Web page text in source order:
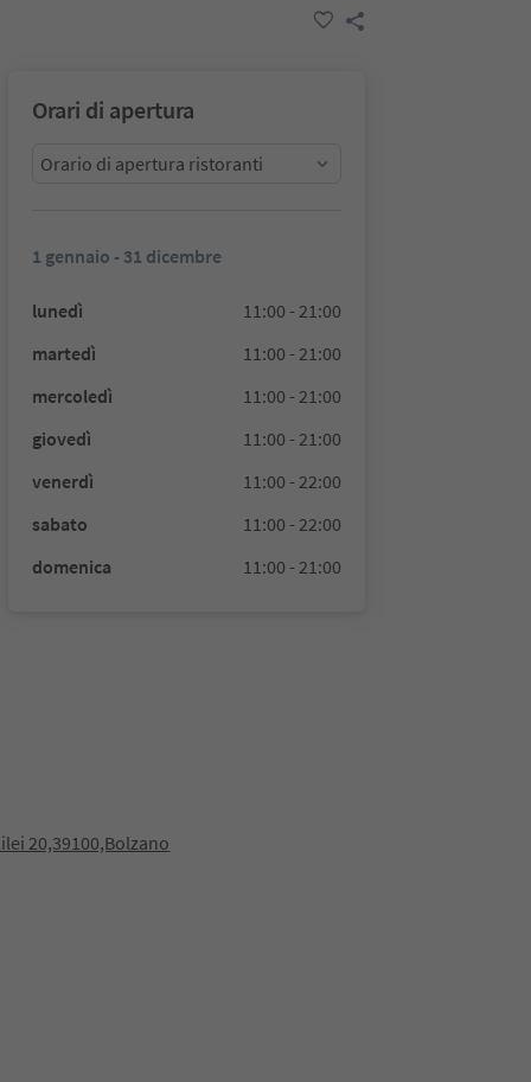
Orari di apertura
Orario di apertura ristoranti
1 gennaio - 31 dicembre
lunedì
11:00 - 21:00
martedì
11:00 - 21:00
mercoledì
11:00 - 21:00
giovedì
11:00 - 21:00
venerdì
11:00 - 22:00
sabato
11:00 - 22:00
domenica
11:00 - 21:00
20,39100,Bolzano